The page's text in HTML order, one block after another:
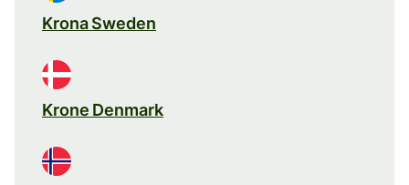
Krona Sweden
Krone Denmark